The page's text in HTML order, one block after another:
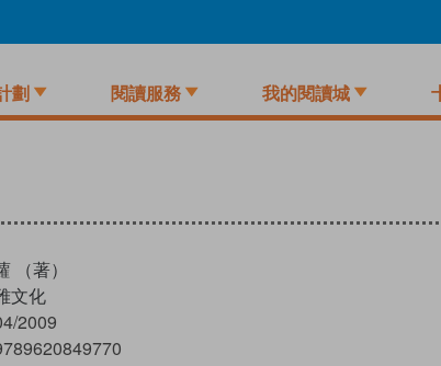
劃 閱讀服務 我的閱讀城
（著）
文化
2009